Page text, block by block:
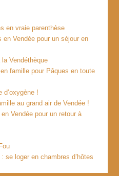
en vraie parenthèse
Vendée pour un séjour en
Vendéthèque
famille pour Pâques en toute
d’oxygène !
au grand air de Vendée !
Vendée pour un retour à
se loger en chambres d’hôtes